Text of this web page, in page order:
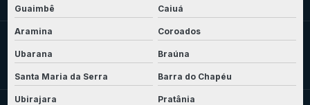
Guaimbê Caiuá
Aramina Coroados
Ubarana Braúna
Santa Maria da Serra Barra do Chapéu
Ubirajara Pratânia